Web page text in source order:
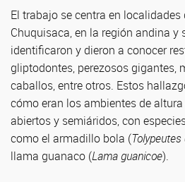
El trabajo se centra en
Chuquisaca, en la región andina y
identificaron y dieron a conocer
gliptodontes, perezosos gigantes,
caballos, entre otros. Estos
cómo eran los ambientes de
abiertos y semiáridos, con
como el armadillo bola (
llama guanaco (Lama guanicoe).